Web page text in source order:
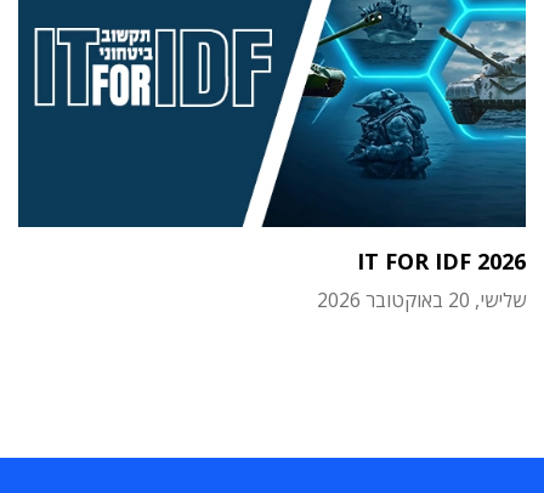
IT FOR IDF 2026
שלישי, 20 באוקטובר 2026